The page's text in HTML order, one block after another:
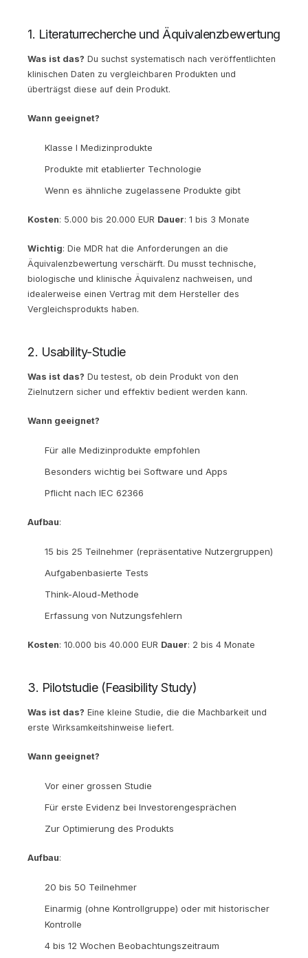
1. Literaturrecherche und Äquivalenzbewertung
Was ist das? Du suchst systematisch nach veröffentlichten
klinischen Daten zu vergleichbaren Produkten und
überträgst diese auf dein Produkt.
Wann geeignet?
Klasse I Medizinprodukte
Produkte mit etablierter Technologie
Wenn es ähnliche zugelassene Produkte gibt
Kosten: 5.000 bis 20.000 EUR Dauer: 1 bis 3 Monate
Wichtig: Die MDR hat die Anforderungen an die
Äquivalenzbewertung verschärft. Du musst technische,
biologische und klinische Äquivalenz nachweisen, und
idealerweise einen Vertrag mit dem Hersteller des
Vergleichsprodukts haben.
2. Usability-Studie
Was ist das? Du testest, ob dein Produkt von den
Zielnutzern sicher und effektiv bedient werden kann.
Wann geeignet?
Für alle Medizinprodukte empfohlen
Besonders wichtig bei Software und Apps
Pflicht nach IEC 62366
Aufbau:
15 bis 25 Teilnehmer (repräsentative Nutzergruppen)
Aufgabenbasierte Tests
Think-Aloud-Methode
Erfassung von Nutzungsfehlern
Kosten: 10.000 bis 40.000 EUR Dauer: 2 bis 4 Monate
3. Pilotstudie (Feasibility Study)
Was ist das? Eine kleine Studie, die die Machbarkeit und
erste Wirksamkeitshinweise liefert.
Wann geeignet?
Vor einer grossen Studie
Für erste Evidenz bei Investorengesprächen
Zur Optimierung des Produkts
Aufbau:
20 bis 50 Teilnehmer
Einarmig (ohne Kontrollgruppe) oder mit historischer
Kontrolle
4 bis 12 Wochen Beobachtungszeitraum